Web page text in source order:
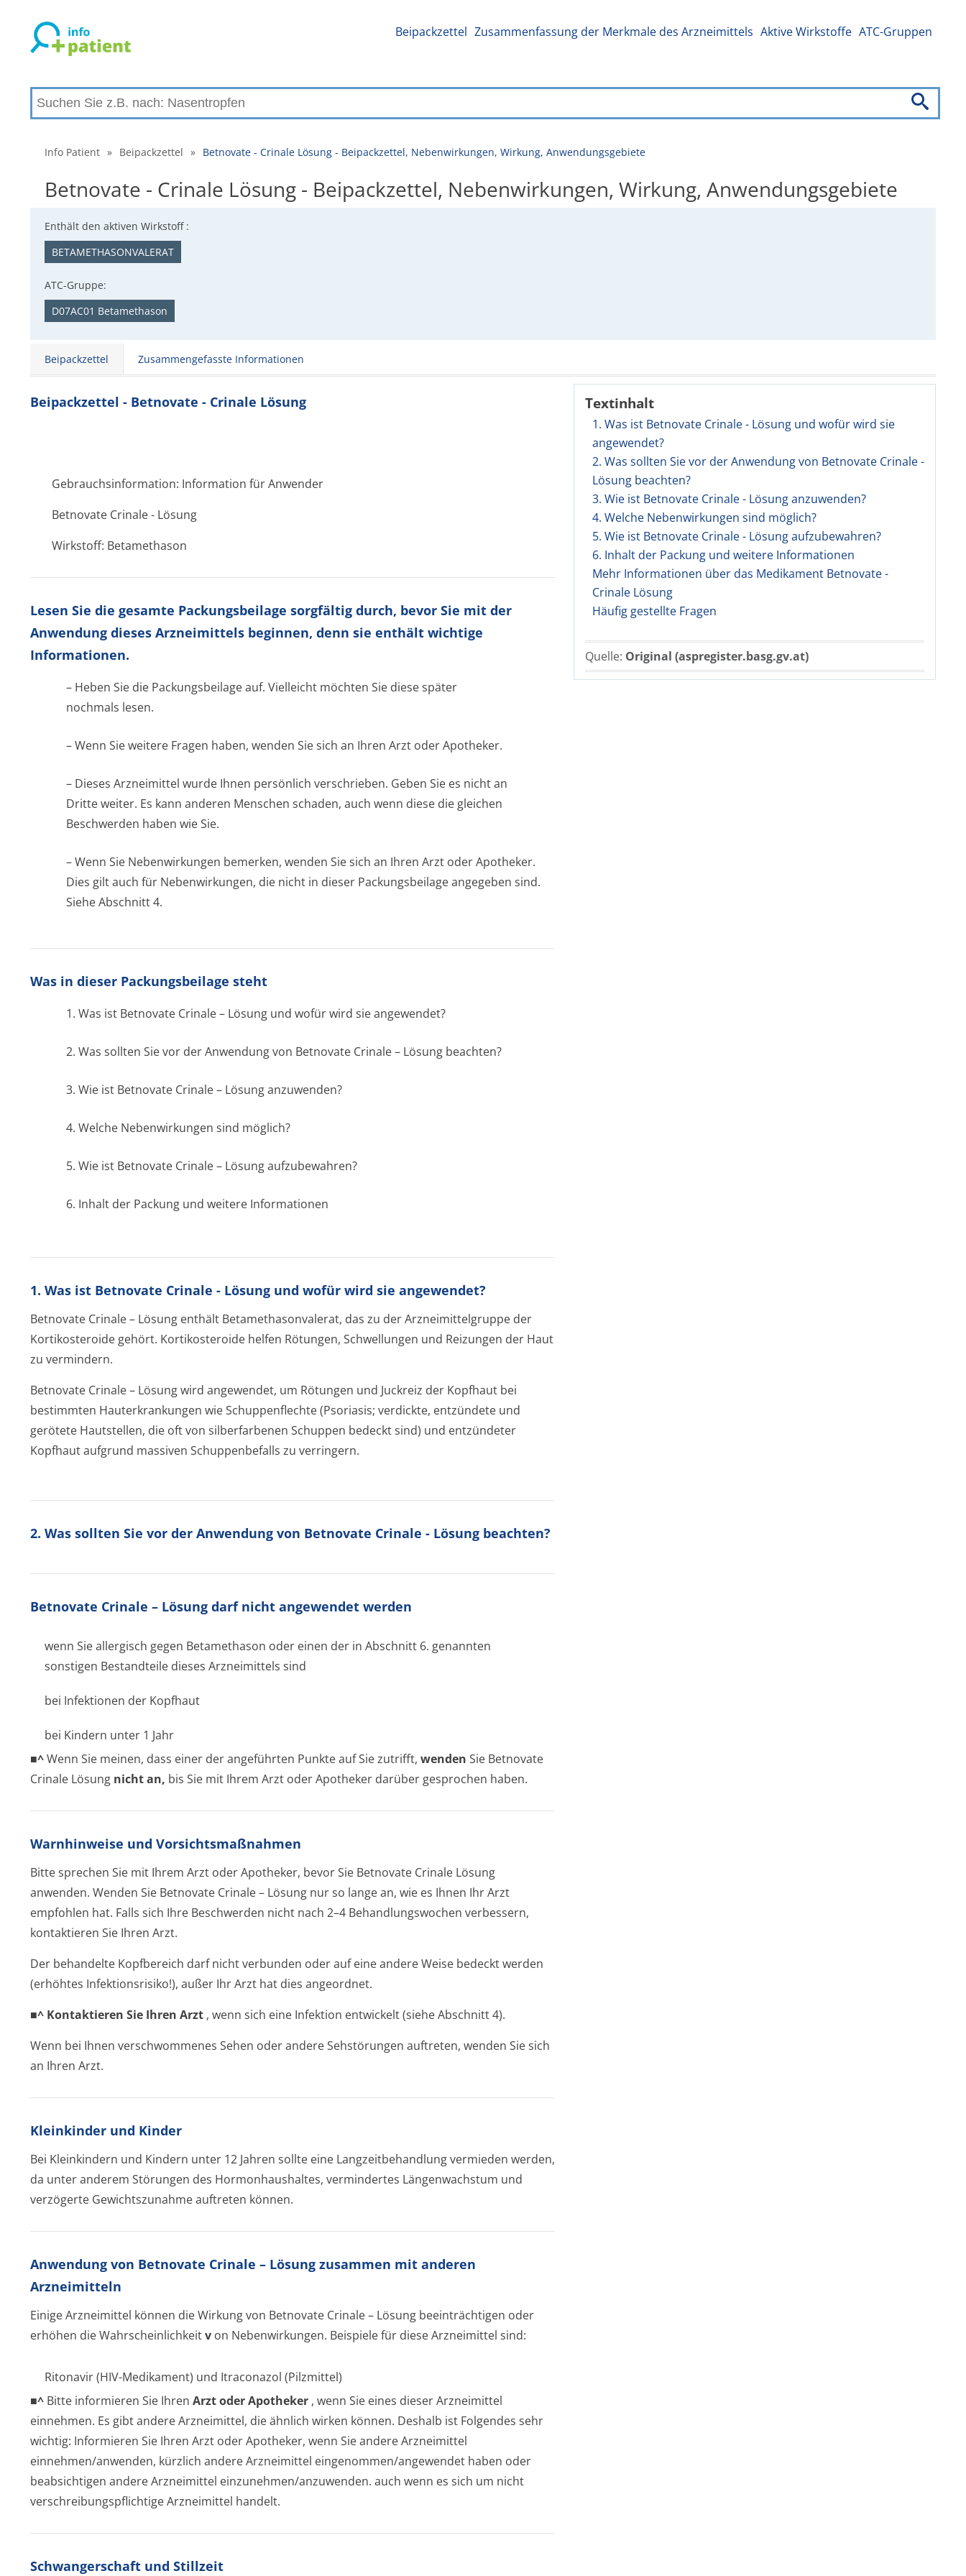
Beipackzettel Zusammenfassung der Merkmale des Arzneimittels Aktive Wirkstoffe ATC-Gruppen
Info Patient » Beipackzettel » Betnovate - Crinale Lösung - Beipackzettel, Nebenwirkungen, Wirkung, Anwendungsgebiete
Betnovate - Crinale Lösung - Beipackzettel, Nebenwirkungen, Wirkung, Anwendungsgebiete
Enthält den aktiven Wirkstoff :
BETAMETHASONVALERAT
ATC-Gruppe:
D07AC01 Betamethason
Beipackzettel Zusammengefasste Informationen
Textinhalt
1. Was ist Betnovate Crinale - Lösung und wofür wird sie
angewendet?
2. Was sollten Sie vor der Anwendung von Betnovate Crinale -
Lösung beachten?
3. Wie ist Betnovate Crinale - Lösung anzuwenden?
4. Welche Nebenwirkungen sind möglich?
5. Wie ist Betnovate Crinale - Lösung aufzubewahren?
6. Inhalt der Packung und weitere Informationen
Mehr Informationen über das Medikament Betnovate -
Crinale Lösung
Häufig gestellte Fragen
Quelle: Original (aspregister.basg.gv.at)
Beipackzettel - Betnovate - Crinale Lösung
Gebrauchsinformation: Information für Anwender
Betnovate Crinale - Lösung
Wirkstoff: Betamethason
Lesen Sie die gesamte Packungsbeilage sorgfältig durch, bevor Sie mit der
Anwendung dieses Arzneimittels beginnen, denn sie enthält wichtige
Informationen.
– Heben Sie die Packungsbeilage auf. Vielleicht möchten Sie diese später
nochmals lesen.
– Wenn Sie weitere Fragen haben, wenden Sie sich an Ihren Arzt oder Apotheker.
– Dieses Arzneimittel wurde Ihnen persönlich verschrieben. Geben Sie es nicht an
Dritte weiter. Es kann anderen Menschen schaden, auch wenn diese die gleichen
Beschwerden haben wie Sie.
– Wenn Sie Nebenwirkungen bemerken, wenden Sie sich an Ihren Arzt oder Apotheker.
Dies gilt auch für Nebenwirkungen, die nicht in dieser Packungsbeilage angegeben sind.
Siehe Abschnitt 4.
Was in dieser Packungsbeilage steht
1. Was ist Betnovate Crinale – Lösung und wofür wird sie angewendet?
2. Was sollten Sie vor der Anwendung von Betnovate Crinale – Lösung beachten?
3. Wie ist Betnovate Crinale – Lösung anzuwenden?
4. Welche Nebenwirkungen sind möglich?
5. Wie ist Betnovate Crinale – Lösung aufzubewahren?
6. Inhalt der Packung und weitere Informationen
1. Was ist Betnovate Crinale - Lösung und wofür wird sie angewendet?
Betnovate Crinale – Lösung enthält Betamethasonva­lerat, das zu der Arzneimittelgruppe der
Kortikosteroide gehört. Kortikosteroide helfen Rötungen, Schwellungen und Reizungen der Haut
zu vermindern.
Betnovate Crinale – Lösung wird angewendet, um Rötungen und Juckreiz der Kopfhaut bei
bestimmten Hauterkrankungen wie Schuppenflechte (Psoriasis; verdickte, entzündete und
gerötete Hautstellen, die oft von silberfarbenen Schuppen bedeckt sind) und entzündeter
Kopfhaut aufgrund massiven Schuppenbefalls zu verringern.
2. Was sollten Sie vor der Anwendung von Betnovate Crinale - Lösung beachten?
Betnovate Crinale – Lösung darf nicht angewendet werden
wenn Sie allergisch gegen Betamethason oder einen der in Abschnitt 6. genannten
sonstigen Bestandteile dieses Arzneimittels sind
bei Infektionen der Kopfhaut
bei Kindern unter 1 Jahr
■^Wenn Sie meinen, dass einer der angeführten Punkte auf Sie zutrifft, wenden Sie Betnovate
Crinale Lösung nicht an, bis Sie mit Ihrem Arzt oder Apotheker darüber gesprochen haben.
Warnhinweise und Vorsichtsmaßnahmen
Bitte sprechen Sie mit Ihrem Arzt oder Apotheker, bevor Sie Betnovate Crinale Lösung
anwenden. Wenden Sie Betnovate Crinale – Lösung nur so lange an, wie es Ihnen Ihr Arzt
empfohlen hat. Falls sich Ihre Beschwerden nicht nach 2–4 Behandlungswochen verbessern,
kontaktieren Sie Ihren Arzt.
Der behandelte Kopfbereich darf nicht verbunden oder auf eine andere Weise bedeckt werden
(erhöhtes Infektionsrisiko!), außer Ihr Arzt hat dies angeordnet.
■^ Kontaktieren Sie Ihren Arzt , wenn sich eine Infektion entwickelt (siehe Abschnitt 4).
Wenn bei Ihnen verschwommenes Sehen oder andere Sehstörungen auftreten, wenden Sie sich
an Ihren Arzt.
Kleinkinder und Kinder
Bei Kleinkindern und Kindern unter 12 Jahren sollte eine Langzeitbehandlung vermieden werden,
da unter anderem Störungen des Hormonhaushaltes, vermindertes Längenwachstum und
verzögerte Gewichtszunahme auftreten können.
Anwendung von Betnovate Crinale – Lösung zusammen mit anderen
Arzneimitteln
Einige Arzneimittel können die Wirkung von Betnovate Crinale – Lösung beeinträchtigen oder
erhöhen die Wahrscheinlichkeitv on Nebenwirkungen. Beispiele für diese Arzneimittel sind:
Ritonavir (HIV-Medikament) und Itraconazol (Pilzmittel)
■^ Bitte informieren Sie Ihren Arzt oder Apotheker , wenn Sie eines dieser Arzneimittel
einnehmen. Es gibt andere Arzneimittel, die ähnlich wirken können. Deshalb ist Folgendes sehr
wichtig: Informieren Sie Ihren Arzt oder Apotheker, wenn Sie andere Arzneimittel
einnehmen/anwenden, kürzlich andere Arzneimittel eingenommen/an­gewendet haben oder
beabsichtigen andere Arzneimittel einzunehmen/an­zuwenden. auch wenn es sich um nicht
verschreibungspflichti­ge Arzneimittel handelt.
Schwangerschaft und Stillzeit